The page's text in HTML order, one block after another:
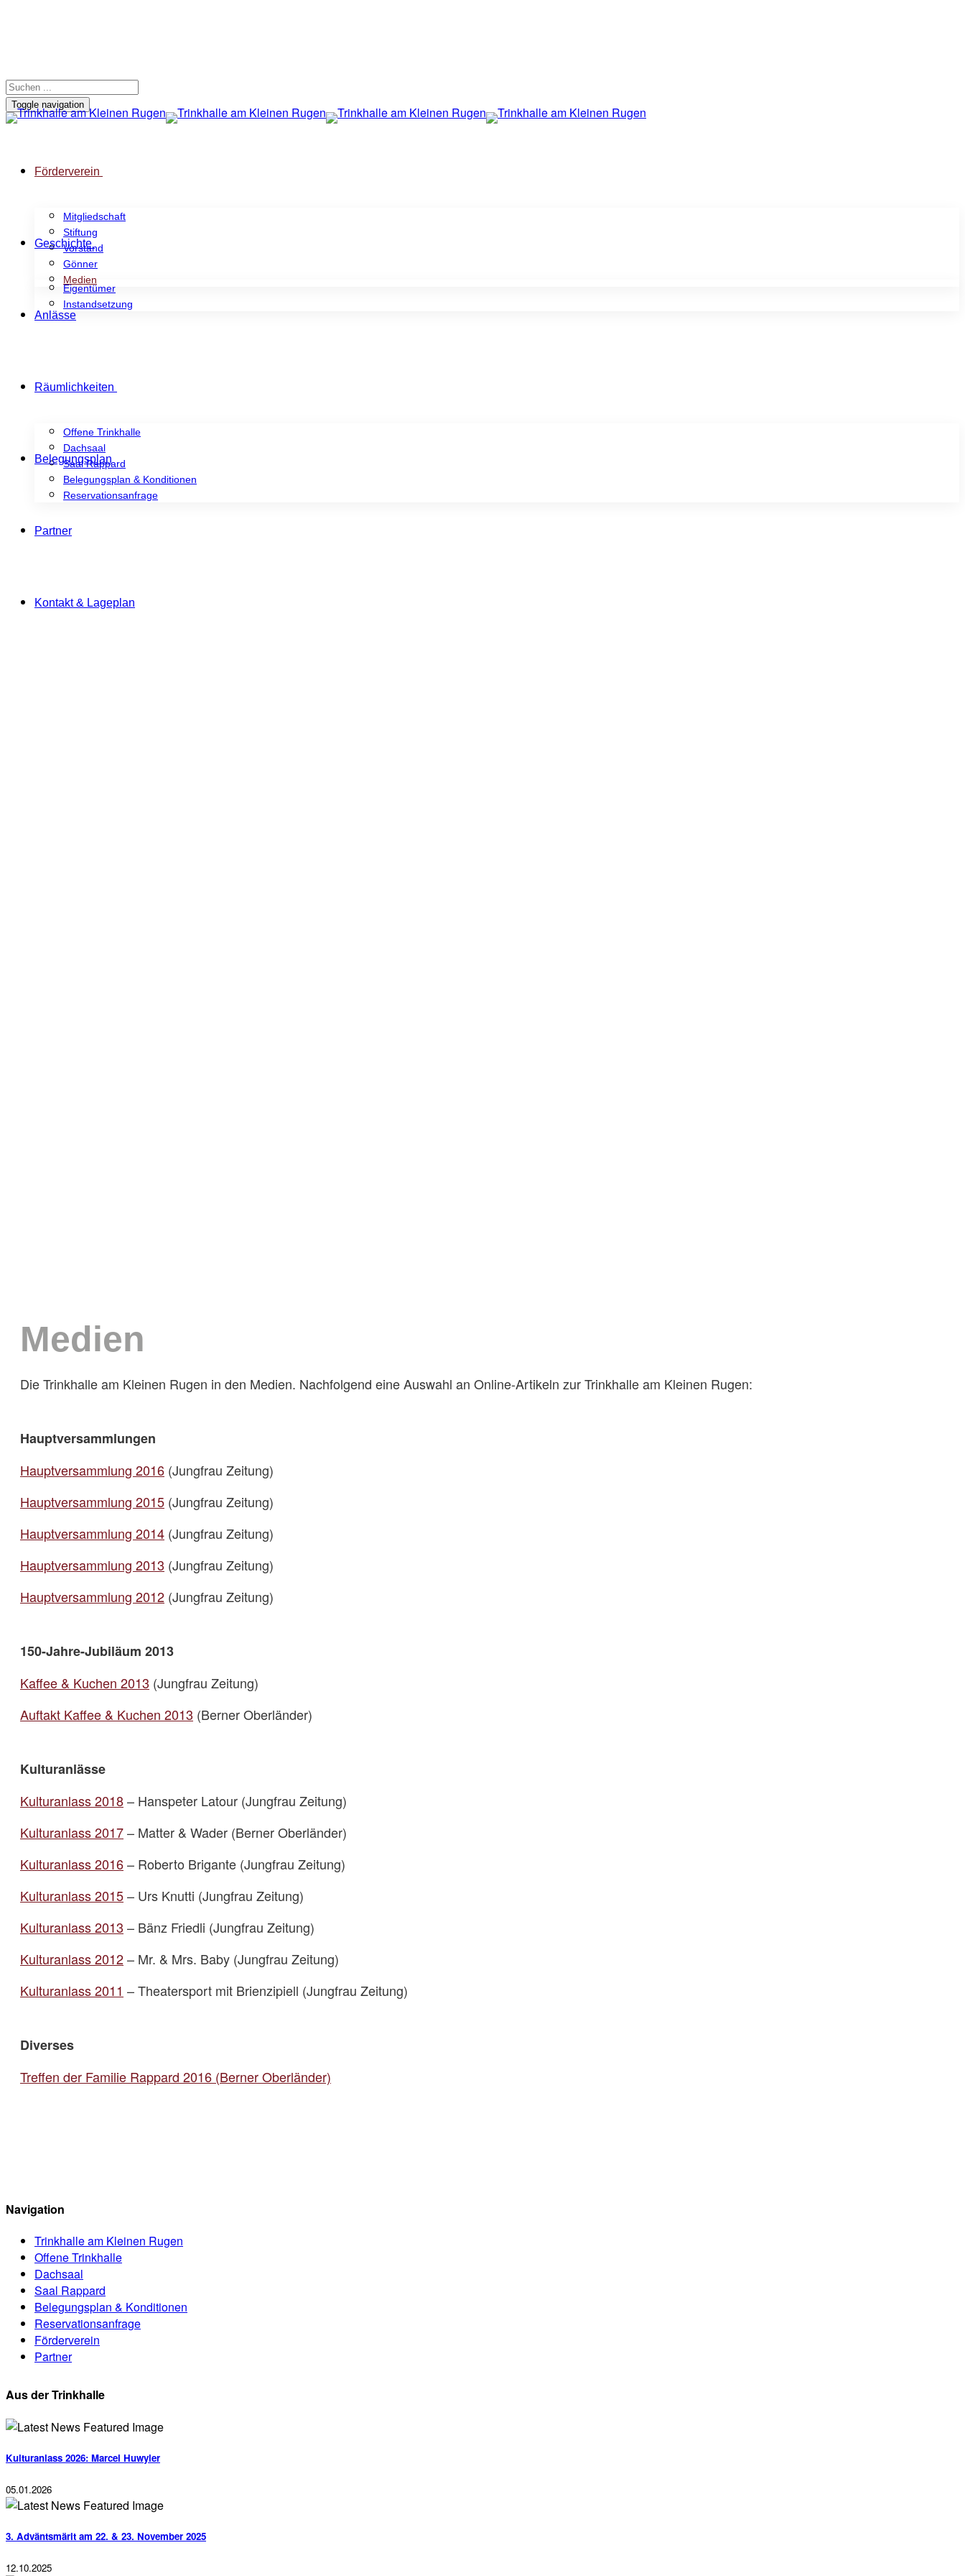
Toggle navigation
Förderverein
Mitgliedschaft
Stiftung
Vorstand
Gönner
Medien
Geschichte
Eigentümer
Instandsetzung
Anlässe
Räumlichkeiten
Offene Trinkhalle
Dachsaal
Saal Rappard
Belegungsplan & Konditionen
Reservationsanfrage
Belegungsplan
Partner
Kontakt & Lageplan
Medien
Die Trinkhalle am Kleinen Rugen in den Medien. Nachfolgend eine Auswahl an Online-Artikeln zur Trinkhalle am Kleinen Rugen:
Hauptversammlungen
Hauptversammlung 2016 (Jungfrau Zeitung)
Hauptversammlung 2015 (Jungfrau Zeitung)
Hauptversammlung 2014 (Jungfrau Zeitung)
Hauptversammlung 2013 (Jungfrau Zeitung)
Hauptversammlung 2012 (Jungfrau Zeitung)
150-Jahre-Jubiläum 2013
Kaffee & Kuchen 2013 (Jungfrau Zeitung)
Auftakt Kaffee & Kuchen 2013 (Berner Oberländer)
Kulturanlässe
Kulturanlass 2018– Hanspeter Latour (Jungfrau Zeitung)
Kulturanlass 2017– Matter & Wader (Berner Oberländer)
Kulturanlass 2016– Roberto Brigante (Jungfrau Zeitung)
Kulturanlass 2015– Urs Knutti (Jungfrau Zeitung)
Kulturanlass 2013 – Bänz Friedli (Jungfrau Zeitung)
Kulturanlass 2012– Mr. & Mrs. Baby (Jungfrau Zeitung)
Kulturanlass 2011 – Theatersport mit Brienzipiell (Jungfrau Zeitung)
Diverses
Treffen der Familie Rappard 2016 (Berner Oberländer)
Navigation
Trinkhalle am Kleinen Rugen
Offene Trinkhalle
Dachsaal
Saal Rappard
Belegungsplan & Konditionen
Reservationsanfrage
Förderverein
Partner
Aus der Trinkhalle
Kulturanlass 2026: Marcel Huwyler
05.01.2026
3. Adväntsmärit am 22. & 23. November 2025
12.10.2025